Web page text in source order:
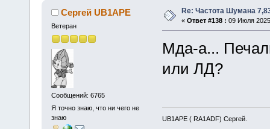
Сергей UB1APE
Ветеран
Сообщений: 6765
Я точно знаю, что ни чего не
знаю
Re: Частота Шумана
« Ответ #138 : 09 Июля
Мда-а...
или ЛД?
UB1APE ( RA1ADF) Сергей.